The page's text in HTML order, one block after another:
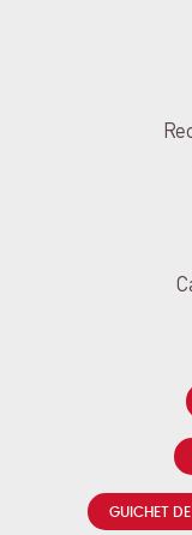
GUICHET